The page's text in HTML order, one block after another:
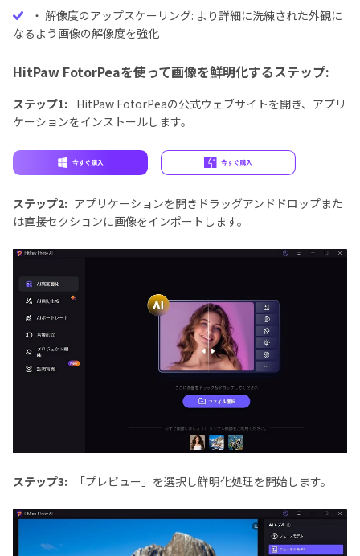
・ 解像度のアップスケーリング: より詳細に洗練された外観に
なるよう画像の解像度を強化
HitPaw FotorPeaを使って画像を鮮明化するステップ:
ステップ1:
HitPaw FotorPeaの公式ウェブサイトを開き、アプリ
ケーションをインストールします。
ステップ2: アプリケーションを開きドラッグアンドドロップまた
は直接セクションに画像をインポートします。
ステップ3: 「プレビュー」を選択し鮮明化処理を開始します。